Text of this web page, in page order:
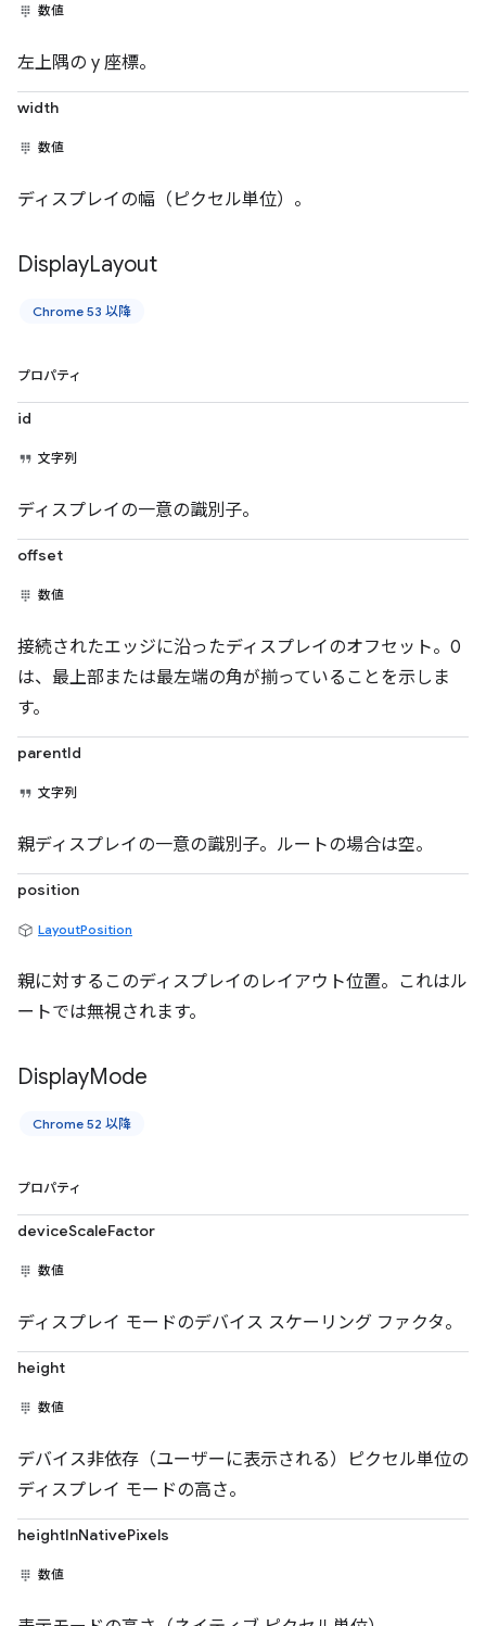
数値
左上隅の y 座標。
width
数値
ディスプレイの幅（ピクセル単位）。
DisplayLayout
Chrome 53 以降
プロパティ
id
文字列
ディスプレイの一意の識別子。
offset
数値
接続されたエッジに沿ったディスプレイのオフセット。0
は、最上部または最左端の角が揃っていることを示しま
す。
parentId
文字列
親ディスプレイの一意の識別子。ルートの場合は空。
position
LayoutPosition
親に対するこのディスプレイのレイアウト位置。これはル
ートでは無視されます。
DisplayMode
Chrome 52 以降
プロパティ
deviceScaleFactor
数値
ディスプレイ モードのデバイス スケーリング ファクタ。
height
数値
デバイス非依存（ユーザーに表示される）ピクセル単位の
ディスプレイ モードの高さ。
heightInNativePixels
数値